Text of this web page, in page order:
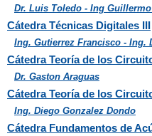
Dr. Luis Toledo - Ing
Cátedra Técnicas Digitales III
Ing. Gutierrez Francisco - Ing.
Cátedra Teoría de los
Dr. Gaston Araguas
Cátedra Teoría de los
Ing. Diego Gonzalez Dondo
Cátedra Fundamentos de